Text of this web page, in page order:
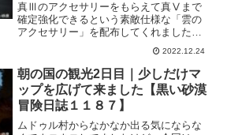
真Ⅲのアクセサリーをもらえて真Ⅴまで
確定強化できるという素敵仕様な「雲の
アクセサリー」を配布してくれました。
私が選んだのは真Ⅲ雲のイヤリング。何
でイヤリングかというと、やっぱり防御
力も上がるからｗそして、ガーモスチャ
レンジもしてきましたよー。
2022.12.24
朝の国の観光2日目｜少しだけマ
ップを広げて来ました【黒い砂漠
冒険日誌１１８７】
ムドゥル村からなかなか出る気にならな